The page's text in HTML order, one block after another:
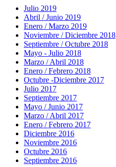
Julio 2019
Abril / Junio 2019
Enero / Marzo 2019
Noviembre / Diciembre 2018
Septiembre / Octubre 2018
Mayo - Julio 2018
Marzo / Abril 2018
Enero / Febrero 2018
Octubre -Diciembre 2017
Julio 2017
Septiembre 2017
Mayo / Junio 2017
Marzo / Abril 2017
Enero / Febrero 2017
Diciembre 2016
Noviembre 2016
Octubre 2016
Septiembre 2016